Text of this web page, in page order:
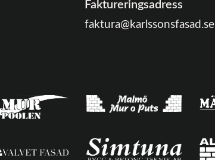
Faktureringsadress
faktura@karlssonsfasad.se